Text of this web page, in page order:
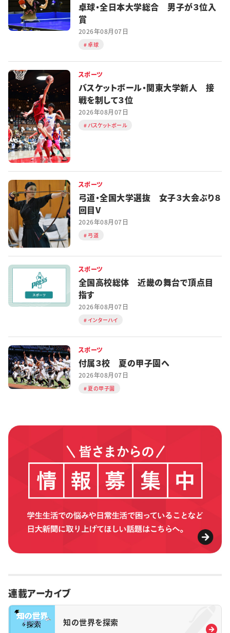
卓球・全日本大学総合 男子が３位入
賞
2026年08月07日
卓球
スポーツ
バスケットボール・関東大学新人 接
戦を制して３位
2026年08月07日
バスケットボール
スポーツ
弓道・全国大学選抜 女子３大会ぶり８
回目V
2026年08月07日
弓道
スポーツ
全国高校総体 近畿の舞台で頂点目
指す
2026年08月07日
インターハイ
スポーツ
付属３校 夏の甲子園へ
2026年08月07日
夏の甲子園
連載アーカイブ
知の世界を探索